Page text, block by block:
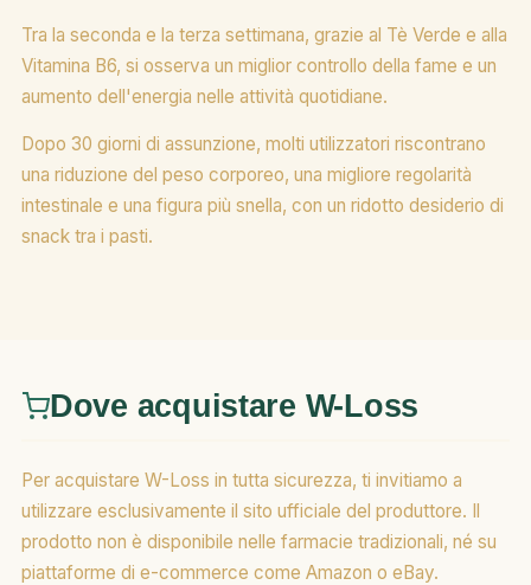
Tra la seconda e la terza settimana, grazie al Tè Verde e alla
Vitamina B6, si osserva un miglior controllo della fame e un
aumento dell'energia nelle attività quotidiane.
Dopo 30 giorni di assunzione, molti utilizzatori riscontrano
una riduzione del peso corporeo, una migliore regolarità
intestinale e una figura più snella, con un ridotto desiderio di
snack tra i pasti.
Dove acquistare W-Loss
Per acquistare W-Loss in tutta sicurezza, ti invitiamo a
utilizzare esclusivamente il sito ufficiale del produttore. Il
prodotto non è disponibile nelle farmacie tradizionali, né su
piattaforme di e-commerce come Amazon o eBay.